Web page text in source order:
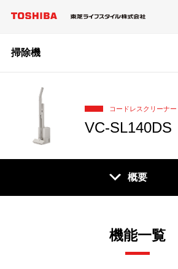
掃除機
コードレスクリーナー
VC-SL140DS
概要
機能一覧